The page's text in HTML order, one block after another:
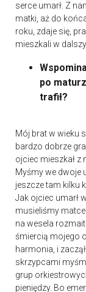
serce umarł. Z
matki, aż do
roku, zdaje się,
mieszkali w
po
trafił?
Mój brat w wieku
bardzo dobrze
ojciec mieszkał z
Myśmy we dwoje
jeszcze tam kilku
Jak ojciec umarł
musieliśmy
na wesela
śmiercią mojego
harmonia, i
skrzypcami
grup
pieniędzy. Bo